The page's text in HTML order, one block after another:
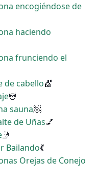
encogiéndose de
haciendo
frunciendo el
de cabello💇
💆
sauna🧖
de Uñas💅
🤳
Bailando💃
Orejas de Conejo